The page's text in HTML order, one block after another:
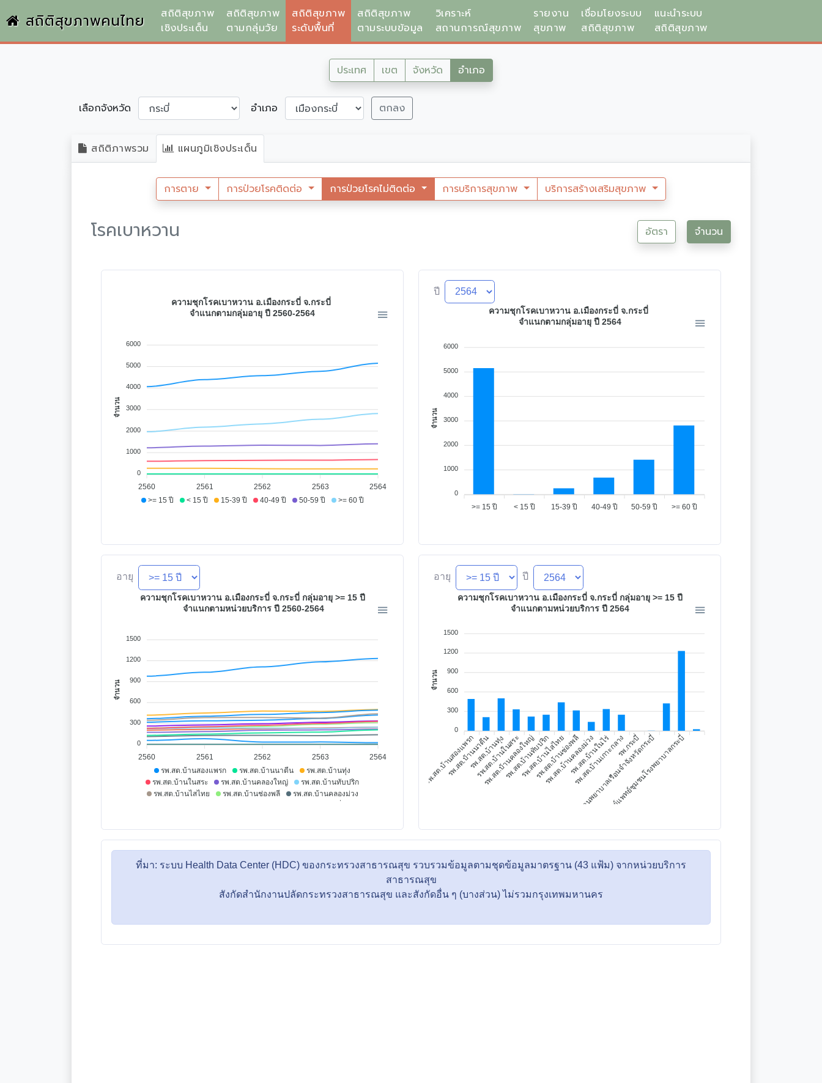
สถิติสุขภาพคนไทย
สถิติสุขภาพ
เชิงประเด็น
สถิติสุขภาพ
ตามกลุ่มวัย
สถิติสุขภาพ
ระดับพื้นที่
สถิติสุขภาพ
ตามระบบข้อมูล
วิเคราะห์
สถานการณ์สุขภาพ
รายงาน
สุขภาพ
เชื่อมโยงระบบ
สถิติสุขภาพ
แนะนำระบบ
สถิติสุขภาพ
ประเทศ เขต จังหวัด อำเภอ
เลือกจังหวัด อำเภอ ตกลง
สถิติภาพรวม แผนภูมิเชิงประเด็น
การตาย การป่วยโรคติดต่อ การป่วยโรคไม่ติดต่อ การบริการสุขภาพ บริการสร้างเสริมสุขภาพ
โรคเบาหวาน อัตรา จำนวน